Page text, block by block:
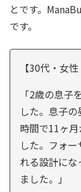
とです。
です。
【30代・女
「2歳の息
した。息子
時間で11ヶ
した。フォ
れる設計に
ました。」